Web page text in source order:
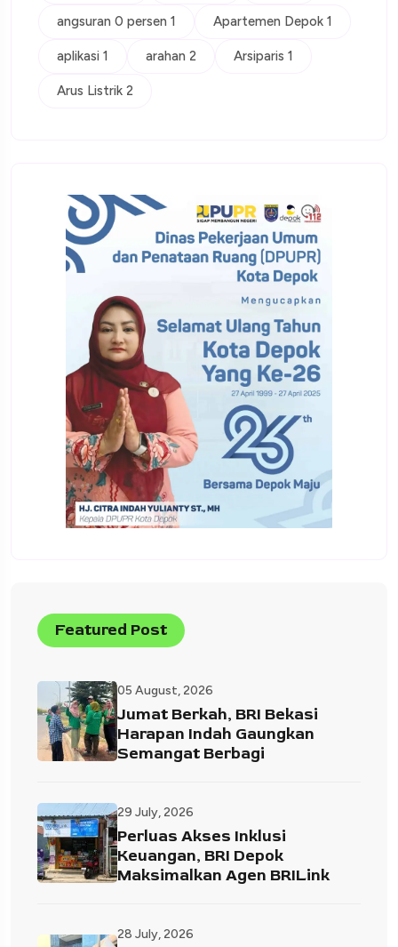
angsuran 0 persen 1 Apartemen Depok 1
aplikasi 1 arahan 2 Arsiparis 1
Arus Listrik 2
Featured Post
05 August, 2026
Jumat Berkah, BRI Bekasi
Harapan Indah Gaungkan
Semangat Berbagi
29 July, 2026
Perluas Akses Inklusi
Keuangan, BRI Depok
Maksimalkan Agen BRILink
28 July, 2026